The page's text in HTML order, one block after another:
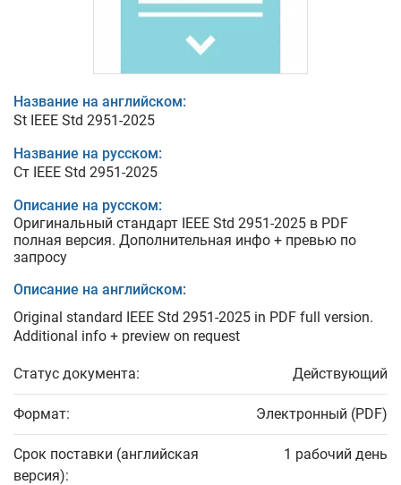
Название на английском:
St IEEE Std 2951-2025
Название на русском:
Ст IEEE Std 2951-2025
Описание на русском:
Оригинальный стандарт IEEE Std 2951-2025 в PDF
полная версия. Дополнительная инфо + превью по
запросу
Описание на английском:
Original standard IEEE Std 2951-2025 in PDF full version.
Additional info + preview on request
Статус документа: Действующий
Формат: Электронный (PDF)
Срок поставки (английская
версия):
1 рабочий день